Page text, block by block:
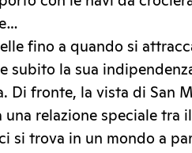
fino a quando si
subito la sua
Di fronte, la vista di San
relazione speciale tra
si trova in un mondo a